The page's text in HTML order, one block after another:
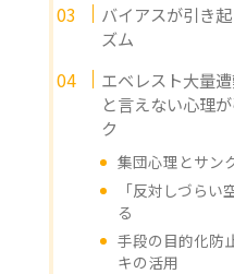
バイアスが引き
ズム
エベレスト大量
と言えない心理
ク
集団心理とサン
「反対しづら
る
手段の目的化防
キの活用